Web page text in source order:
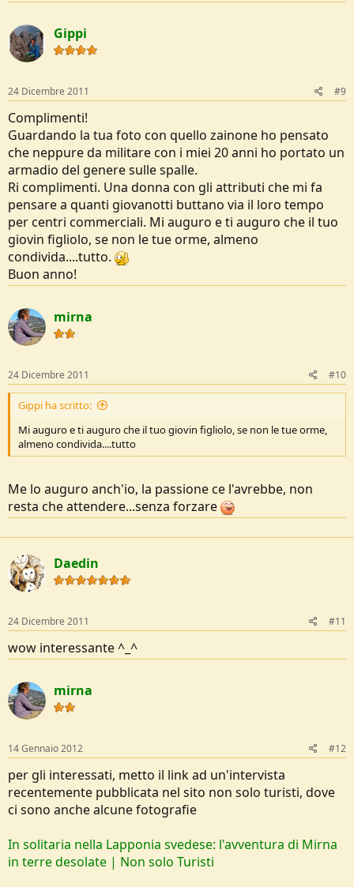
Gippi
24 Dicembre 2011 #9
Complimenti!
Guardando la tua foto con quello zainone ho pensato
che neppure da militare con i miei 20 anni ho portato un
armadio del genere sulle spalle.
Ri complimenti. Una donna con gli attributi che mi fa
pensare a quanti giovanotti buttano via il loro tempo
per centri commerciali. Mi auguro e ti auguro che il tuo
giovin figliolo, se non le tue orme, almeno
condivida....tutto.
Buon anno!
mirna
24 Dicembre 2011 #10
Gippi ha scritto:
Mi auguro e ti auguro che il tuo giovin figliolo, se non le tue orme,
almeno condivida....tutto
Me lo auguro anch'io, la passione ce l'avrebbe, non
resta che attendere...senza forzare
Daedin
24 Dicembre 2011 #11
wow interessante ^_^
mirna
14 Gennaio 2012 #12
per gli interessati, metto il link ad un'intervista
recentemente pubblicata nel sito non solo turisti, dove
ci sono anche alcune fotografie
In solitaria nella Lapponia svedese: l'avventura di Mirna
in terre desolate | Non solo Turisti